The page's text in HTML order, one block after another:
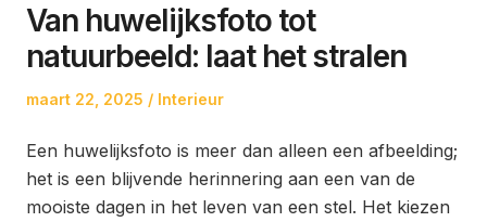
Van huwelijksfoto tot
natuurbeeld: laat het stralen
Posted
maart 22, 2025
Posted
Interieur
Een huwelijksfoto is meer dan alleen een afbeelding;
het is een blijvende herinnering aan een van de
mooiste dagen in het leven van een stel. Het kiezen